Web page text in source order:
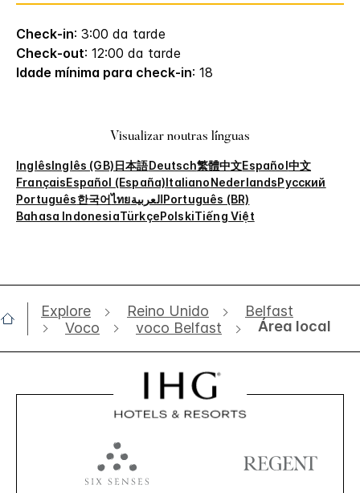
Check-in: 3:00 da tarde
Check-out: 12:00 da tarde
Idade mínima para check-in: 18
Visualizar noutras línguas
InglêsInglês (GB)日本語Deutsch繁體中文Español中文
FrançaisEspañol (España)ItalianoNederlandsРусский
Português한국어ไทยالعربيةPortuguês (BR)
Bahasa IndonesiaTürkçePolskiTiếng Việt
Explore Reino Unido
Belfast
Voco
voco Belfast Área local